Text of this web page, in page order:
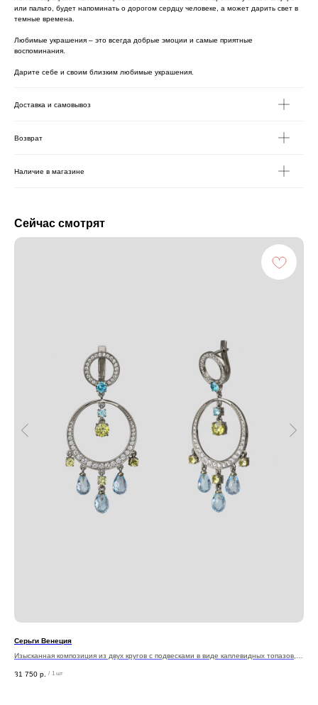
или пальто, будет напоминать о дорогом сердцу человеке, а может дарить свет в
темные времена.
Любимые украшения – это всегда добрые эмоции и самые приятные
воспоминания.
Дарите себе и своим близким любимые украшения.
Доставка и самовывоз
Возврат
Наличие в магазине
Сейчас смотрят
Серьги Венеция
Изысканная композиция из двух кругов с подвесками в виде каплевидных топазов,
31 750 р. / 1 шт